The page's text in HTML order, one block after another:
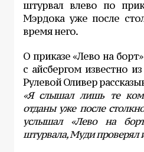
штурвал влево по
Мэрдока уже после
время него.
О приказе «Лево на
с айсбергом известно
Рулевой Оливер
«Я слышал лишь те
отданы уже после
услышал «Лево на
штурвала, Муди проверял